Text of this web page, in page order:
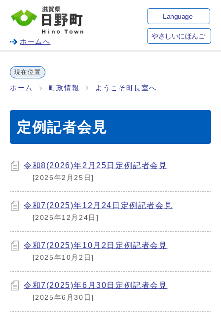
ホームへ
Language
やさしいにほんご
現在位置
ホーム 町政情報 ようこそ町長室へ
定例記者会見
令和8(2026)年2月25日定例記者会見
[2026年2月25日]
令和7(2025)年12月24日定例記者会見
[2025年12月24日]
令和7(2025)年10月2日定例記者会見
[2025年10月2日]
令和7(2025)年6月30日定例記者会見
[2025年6月30日]